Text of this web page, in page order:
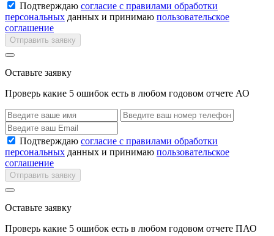
Подтверждаю согласие с правилами обработки
персональных данных и принимаю пользовательское
соглашение
Отправить заявку
Оставьте заявку
Проверь какие 5 ошибок есть в любом годовом отчете АО
Подтверждаю согласие с правилами обработки
персональных данных и принимаю пользовательское
соглашение
Отправить заявку
Оставьте заявку
Проверь какие 5 ошибок есть в любом годовом отчете ПАО